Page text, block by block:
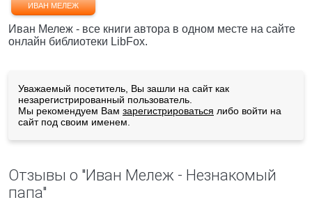
ИВАН МЕЛЕЖ
Иван Мележ - все книги автора в одном месте на сайте
онлайн библиотеки LibFox.
Уважаемый посетитель, Вы зашли на сайт как
незарегистрированный пользователь.
Мы рекомендуем Вам зарегистрироваться либо войти на
сайт под своим именем.
Отзывы о "Иван Мележ - Незнакомый
папа"